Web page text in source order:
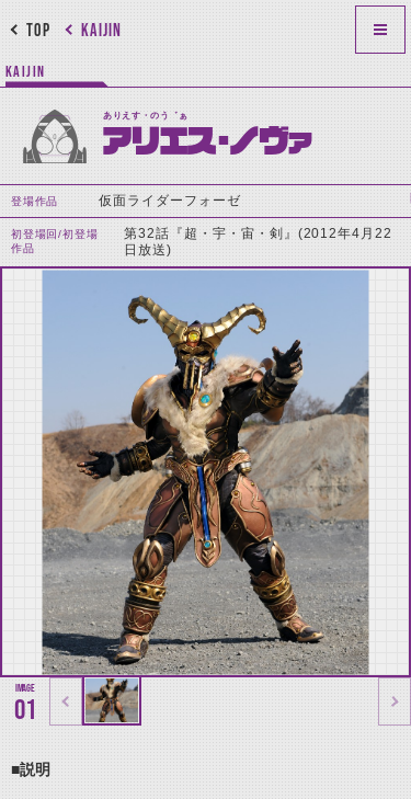
KAIJIN
TOP
KAIJIN
ありえす・のう゛ぁ
アリエス・ノヴァ
登場作品 仮面ライダーフォーゼ
初登場回/初登場
作品
第32話『超・宇・宙・剣』(2012年4月22
日放送)
01
■説明